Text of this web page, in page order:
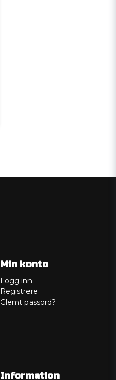
Min konto
Logg inn
Registrere
Glemt passord?
Information